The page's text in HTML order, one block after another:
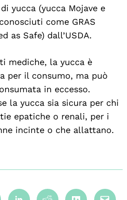
yucca (yucca Mojave e
come GRAS
as Safe) dall’USDA.
mediche, la yucca è
per il consumo, ma può
in eccesso.
la yucca sia sicura per chi
epatiche o renali, per i
incinte o che allattano.